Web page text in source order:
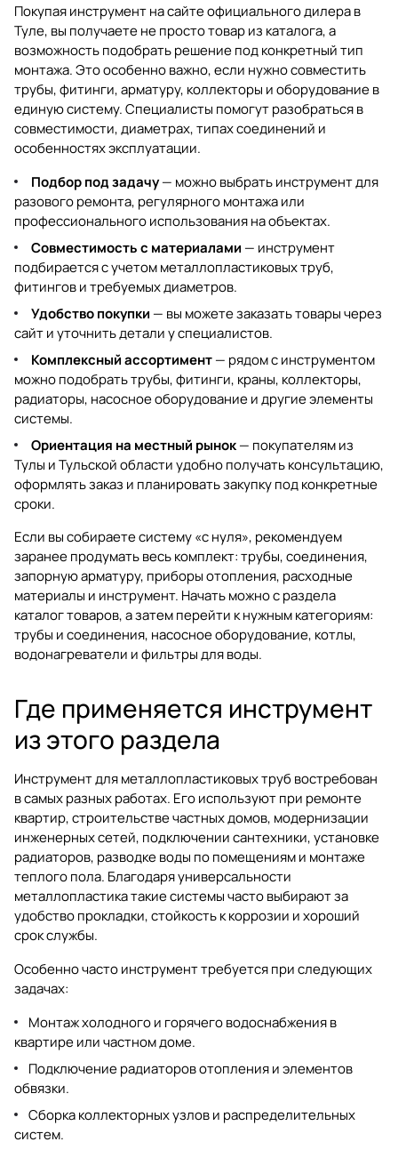
Покупая инструмент на сайте официального дилера в
Туле, вы получаете не просто товар из каталога, а
возможность подобрать решение под конкретный тип
монтажа. Это особенно важно, если нужно совместить
трубы, фитинги, арматуру, коллекторы и оборудование в
единую систему. Специалисты помогут разобраться в
совместимости, диаметрах, типах соединений и
особенностях эксплуатации.
Подбор под задачу— можно выбрать инструмент для
разового ремонта, регулярного монтажа или
профессионального использования на объектах.
Совместимость с материалами — инструмент
подбирается с учетом металлопластиковых труб,
фитингов и требуемых диаметров.
Удобство покупки — вы можете заказать товары через
сайт и уточнить детали у специалистов.
Комплексный ассортимент— рядом с инструментом
можно подобрать трубы, фитинги, краны, коллекторы,
радиаторы, насосное оборудование и другие элементы
системы.
Ориентация на местный рынок— покупателям из
Тулы и Тульской области удобно получать консультацию,
оформлять заказ и планировать закупку под конкретные
сроки.
Если вы собираете систему «с нуля», рекомендуем
заранее продумать весь комплект: трубы, соединения,
запорную арматуру, приборы отопления, расходные
материалы и инструмент. Начать можно с раздела
каталог товаров, а затем перейти к нужным категориям:
трубы и соединения, насосное оборудование, котлы,
водонагреватели ифильтры для воды.
Где применяется инструмент
из этого раздела
Инструмент для металлопластиковых труб востребован
в самых разных работах. Его используют при ремонте
квартир, строительстве частных домов, модернизации
инженерных сетей, подключении сантехники, установке
радиаторов, разводке воды по помещениям и монтаже
теплого пола. Благодаря универсальности
металлопластика такие системы часто выбирают за
удобство прокладки, стойкость к коррозии и хороший
срок службы.
Особенно часто инструмент требуется при следующих
задачах:
Монтаж холодного и горячего водоснабжения в
квартире или частном доме.
Подключение радиаторов отопления и элементов
обвязки.
Сборка коллекторных узлов и распределительных
систем.